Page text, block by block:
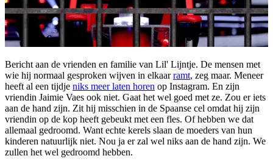
Bericht aan de vrienden en familie van Lil' Lijntje. De mensen met
wie hij normaal gesproken wijven in elkaarramt, zeg maar. Meneer
heeft al een tijdje niks meer laten horen op Instagram. En zijn
vriendin Jaimie Vaes ook niet. Gaat het wel goed met ze. Zou er iets
aan de hand zijn. Zit hij misschien in de Spaanse cel omdat hij zijn
vriendin op de kop heeft gebeukt met een fles. Of hebben we dat
allemaal gedroomd. Want echte kerels slaan de moeders van hun
kinderen natuurlijk niet. Nou ja er zal wel niks aan de hand zijn. We
zullen het wel gedroomd hebben.